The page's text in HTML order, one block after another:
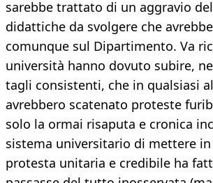
sarebbe trattato di un aggravio
didattiche da svolgere che
comunque sul Dipartimento. Va
università hanno dovuto subire,
tagli consistenti, che in qualsiasi
avrebbero scatenato proteste
solo la ormai risaputa e cronica
sistema universitario di mettere
protesta unitaria e credibile ha